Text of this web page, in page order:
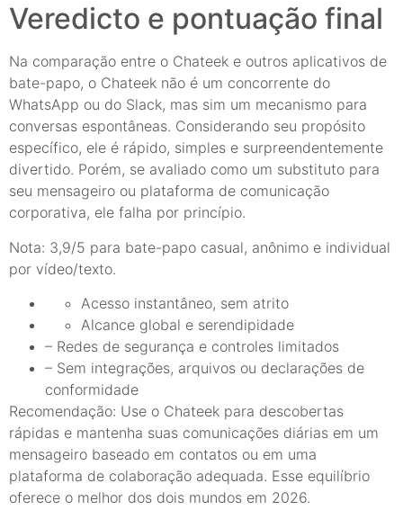
Veredicto e pontuação final
Na comparação entre o Chateek e outros aplicativos de
bate-papo, o Chateek não é um concorrente do
WhatsApp ou do Slack, mas sim um mecanismo para
conversas espontâneas. Considerando seu propósito
específico, ele é rápido, simples e surpreendentemente
divertido. Porém, se avaliado como um substituto para
seu mensageiro ou plataforma de comunicação
corporativa, ele falha por princípio.
Nota: 3,9/5 para bate-papo casual, anônimo e individual
por vídeo/texto.
Acesso instantâneo, sem atrito
Alcance global e serendipidade
– Redes de segurança e controles limitados
– Sem integrações, arquivos ou declarações de
conformidade
Recomendação: Use o Chateek para descobertas
rápidas e mantenha suas comunicações diárias em um
mensageiro baseado em contatos ou em uma
plataforma de colaboração adequada. Esse equilíbrio
oferece o melhor dos dois mundos em 2026.